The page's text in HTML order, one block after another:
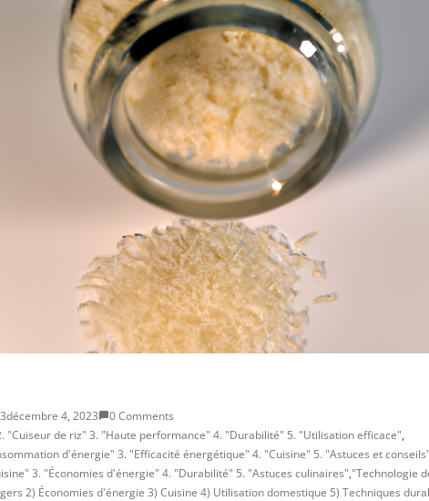
décembre 4, 2023
0 Comments
"Cuiseur de riz" 3. "Haute performance" 4. "Durabilité" 5. "Utilisation efficace",
d'énergie" 3. "Efficacité énergétique" 4. "Cuisine" 5. "Astuces et conseils"
3. "Économies d'énergie" 4. "Durabilité" 5. "Astuces culinaires","Technologie
2) Économies d'énergie 3) Cuisine 4) Utilisation domestique 5) Techniques